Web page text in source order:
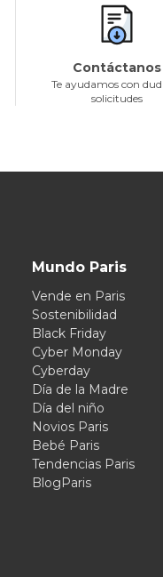
Contáctanos
Te ayudamos con
solicitudes
Mundo Paris
Vende en Paris
Sostenibilidad
Black Friday
Cyber Monday
Cyberday
Día de la Madre
Día del niño
Novios Paris
Bebé Paris
Tendencias Paris
BlogParis